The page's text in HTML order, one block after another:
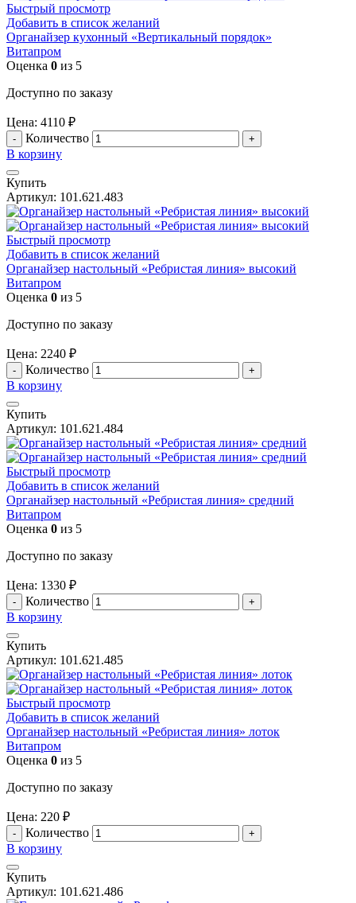
Быстрый просмотр
Добавить в список желаний
Органайзер кухонный «Вертикальный порядок»
Витапром
Оценка 0 из 5
Доступно по заказу
Цена: 4110 ₽
Количество
В корзину
Купить
Артикул: 101.621.483
Быстрый просмотр
Добавить в список желаний
Органайзер настольный «Ребристая линия» высокий
Витапром
Оценка 0 из 5
Доступно по заказу
Цена: 2240 ₽
Количество
В корзину
Купить
Артикул: 101.621.484
Быстрый просмотр
Добавить в список желаний
Органайзер настольный «Ребристая линия» средний
Витапром
Оценка 0 из 5
Доступно по заказу
Цена: 1330 ₽
Количество
В корзину
Купить
Артикул: 101.621.485
Быстрый просмотр
Добавить в список желаний
Органайзер настольный «Ребристая линия» лоток
Витапром
Оценка 0 из 5
Доступно по заказу
Цена: 220 ₽
Количество
В корзину
Купить
Артикул: 101.621.486